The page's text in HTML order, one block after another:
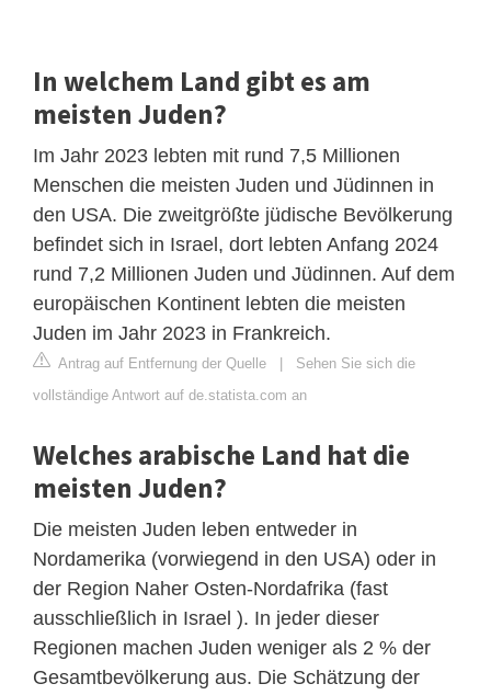
In welchem Land gibt es am
meisten Juden?
Im Jahr 2023 lebten mit rund 7,5 Millionen
Menschen die meisten Juden und Jüdinnen in
den USA. Die zweitgrößte jüdische Bevölkerung
befindet sich in Israel, dort lebten Anfang 2024
rund 7,2 Millionen Juden und Jüdinnen. Auf dem
europäischen Kontinent lebten die meisten
Juden im Jahr 2023 in Frankreich.
Antrag auf Entfernung der Quelle
Sehen Sie sich die
vollständige Antwort auf de.statista.com an
Welches arabische Land hat die
meisten Juden?
Die meisten Juden leben entweder in
Nordamerika (vorwiegend in den USA) oder in
der Region Naher Osten-Nordafrika (fast
ausschließlich in Israel ). In jeder dieser
Regionen machen Juden weniger als 2 % der
Gesamtbevölkerung aus. Die Schätzung der